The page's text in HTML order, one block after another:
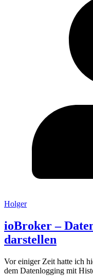
Holger
ioBroker –
darstellen
Vor einiger Zeit hatte ich
dem Datenlogging mit